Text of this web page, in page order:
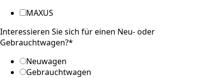
MAXUS
Interessieren Sie sich für einen Neu- oder
Gebrauchtwagen?*
Neuwagen
Gebrauchtwagen